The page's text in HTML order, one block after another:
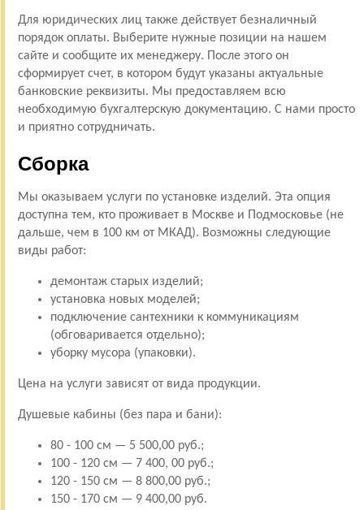
Для юридических лиц также действует безналичный
порядок оплаты. Выберите нужные позиции на нашем
сайте и сообщите их менеджеру. После этого он
сформирует счет, в котором будут указаны актуальные
банковские реквизиты. Мы предоставляем всю
необходимую бухгалтерскую документацию. С нами просто
и приятно сотрудничать.
Сборка
Мы оказываем услуги по установке изделий. Эта опция
доступна тем, кто проживает в Москве и Подмосковье (не
дальше, чем в 100 км от МКАД). Возможны следующие
виды работ:
демонтаж старых изделий;
установка новых моделей;
подключение сантехники к коммуникациям
(обговаривается отдельно);
уборку мусора (упаковки).
Цена на услуги зависят от вида продукции.
Душевые кабины (без пара и бани):
80 - 100 см — 5 500,00 руб.;
100 - 120 см — 7 400, 00 руб.;
120 - 150 см — 8 800,00 руб.;
150 - 170 см — 9 400,00 руб.